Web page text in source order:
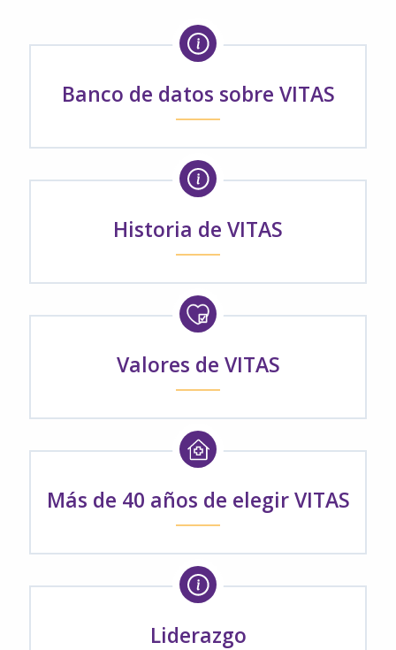
Banco de datos sobre VITAS
Historia de VITAS
Valores de VITAS
Más de 40 años de elegir VITAS
Liderazgo